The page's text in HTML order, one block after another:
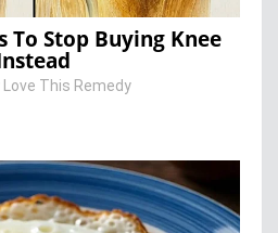
Stop Buying Knee
This Remedy